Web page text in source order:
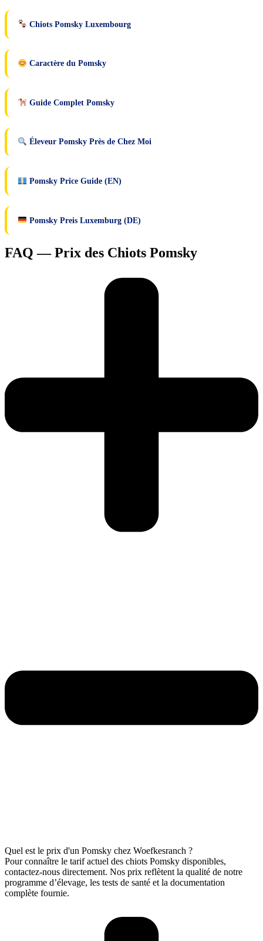
Chiots Pomsky Luxembourg
Caractère du Pomsky
Guide Complet Pomsky
Éleveur Pomsky Près de Chez Moi
Pomsky Price Guide (EN)
Pomsky Preis Luxemburg (DE)
FAQ — Prix des Chiots Pomsky
Quel est le prix d'un Pomsky chez Woefkesranch ?
Pour connaître le tarif actuel des chiots Pomsky disponibles,
contactez-nous directement. Nos prix reflètent la qualité de notre
programme d’élevage, les tests de santé et la documentation
complète fournie.